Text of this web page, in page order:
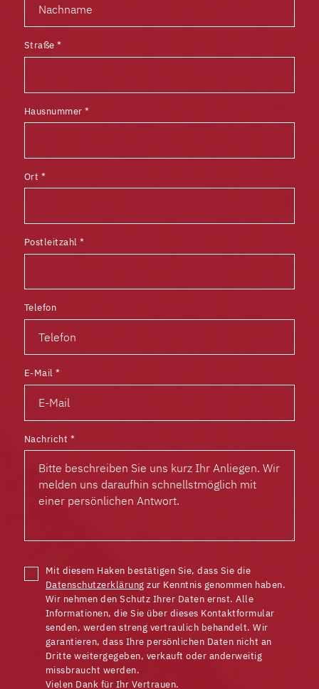
Straße*
Hausnummer*
Ort *
Postleitzahl*
Telefon
E-Mail*
Nachricht *
Mit diesem Haken bestätigen Sie, dass Sie die
Datenschutzerklärung zur Kenntnis genommen haben.
Wir nehmen den Schutz Ihrer Daten ernst. Alle
Informationen, die Sie über dieses Kontaktformular
senden, werden streng vertraulich behandelt. Wir
garantieren, dass Ihre persönlichen Daten nicht an
Dritte weitergegeben, verkauft oder anderweitig
missbraucht werden.
Vielen Dank für Ihr Vertrauen.